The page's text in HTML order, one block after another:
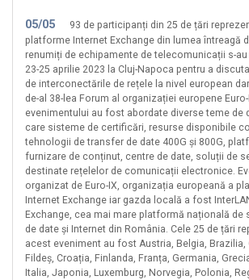
Intersat
Lansoft Data
Laroias Computers
Linknet International
Massive Telecom
Media Sud
Mondo Byte
Net Gate Comunicații
Netergy Corporate
Netfil
Netprotect
05/05
93 de participanți din 25 de țări
platforme Internet Exchange din lumea întreagă
renumiți de echipamente de telecomunicații s-
23-25 aprilie 2023 la Cluj-Napoca pentru a
de interconectările de rețele la nivel european
de-al 38-lea Forum al organizației europene Euro-
evenimentului au fost abordate diverse teme de
care sisteme de certificări, resurse disponibile
tehnologii de transfer de date 400G și 800G,
furnizare de conținut, centre de date, soluții de
destinate rețelelor de comunicații electronice.
organizat de Euro-IX, organizația europeană a
Internet Exchange iar gazda locală a fost
Exchange, cea mai mare platformă națională de
de date și Internet din România. Cele 25 de țări
acest eveniment au fost Austria, Belgia, Brazilia,
Fildeș, Croația, Finlanda, Franța, Germania,
Italia, Japonia, Luxemburg, Norvegia, Polonia,